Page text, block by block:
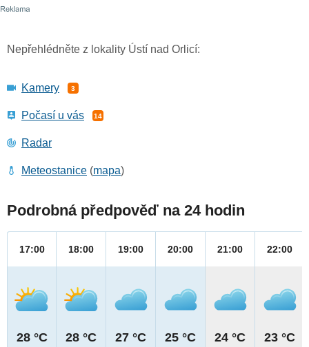
Nepřehlédněte z lokality Ústí nad Orlicí:
Kamery 3
Počasí u vás 14
Radar
Meteostanice (mapa)
Podrobná předpověď na 24 hodin
17:00
28 °C
18:00
28 °C
19:00
27 °C
20:00
25 °C
21:00
24 °C
22:00
23 °C